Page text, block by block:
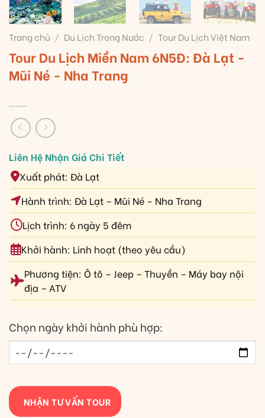
Trang chủ / Du Lịch Trong Nước / Tour Du Lịch Việt Nam
Tour Du Lịch Miền Nam 6N5Đ: Đà Lạt -
Mũi Né - Nha Trang
Xuất phát: Đà Lạt
Hành trình: Đà Lạt – Mũi Né – Nha Trang
Lịch trình: 6 ngày 5 đêm
Khởi hành: Linh hoạt (theo yêu cầu)
Phương tiện: Ô tô – Jeep – Thuyền – Máy bay nội
địa – ATV
Chọn ngày khởi hành phù hợp:
NHẬN TƯ VẤN TOUR